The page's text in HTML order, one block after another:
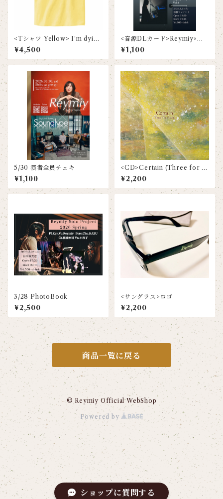
ショップに質問する
<Tシャツ Yellow> I′m dying
for a Beer
¥4,500
<音源DLカード>Reymiy×玖
咲舞
¥1,100
5/30 演者全員チェキ
¥1,100
<CD>Certain (Three for Fl
avin)
¥2,200
3/28 PhotoBook
¥2,500
<サングラス>ロゴ
¥2,200
商品一覧に戻る
© Reymiy Official WebShop
Powered by